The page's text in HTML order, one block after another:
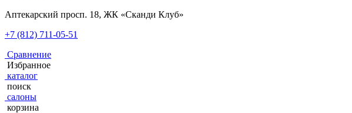
Аптекарский просп. 18, ЖК «Сканди Клуб»
+7 (812) 711-05-51
Сравнение
Избранное
каталог
поиск
салоны
корзина